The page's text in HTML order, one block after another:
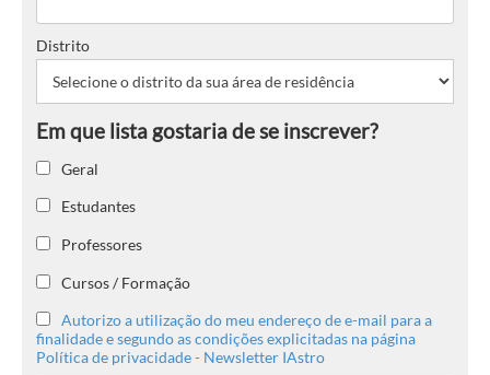
Distrito
Geral
Estudantes
Professores
Cursos / Formação
Autorizo a utilização do meu endereço de e-mail para a
finalidade e segundo as condições explicitadas na página
Política de privacidade - Newsletter IAstro